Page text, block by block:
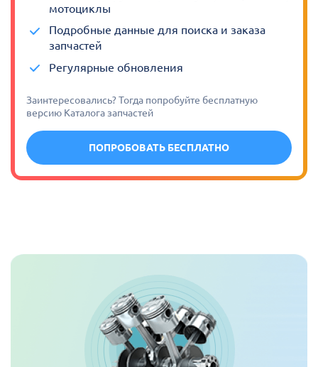
мотоциклы
Подробные данные для поиска и заказа
запчастей
Регулярные обновления
Заинтересовались? Тогда попробуйте бесплатную
версию Каталога запчастей
ПОПРОБОВАТЬ БЕСПЛАТНО